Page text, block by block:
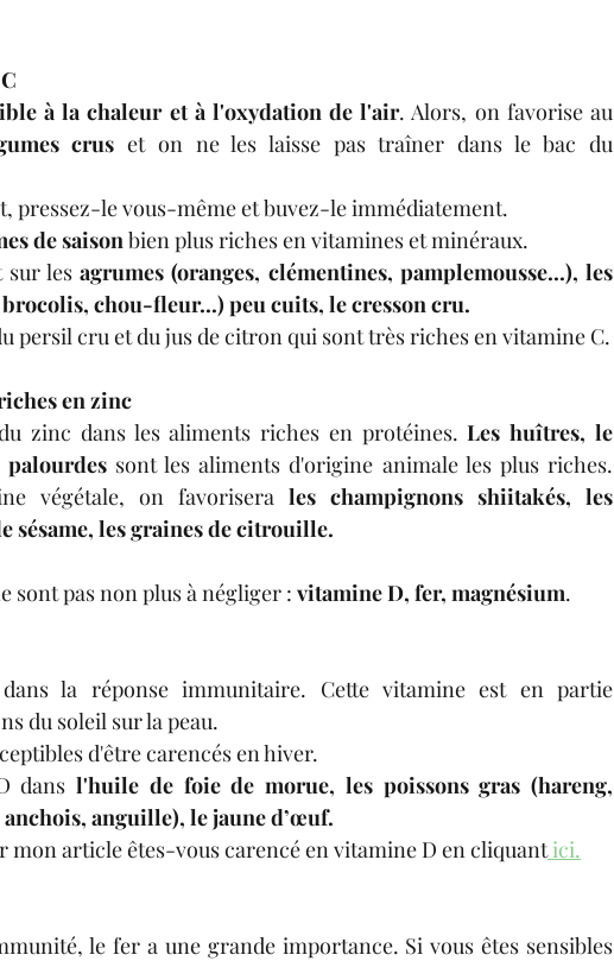
à la chaleur et à l'oxydation de l'air. Alors, on favorise au
crus et on ne les laisse pas traîner dans le bac du
pressez-le vous-même et buvez-le immédiatement.
de saison bien plus riches en vitamines et minéraux.
sur les agrumes (oranges, clémentines, pamplemousse...), les
chou-fleur...) peu cuits, le cresson cru.
en zinc
zinc dans les aliments riches en protéines. Les huîtres, le
sont les aliments d'origine animale les plus riches.
végétale, on favorisera les champignons shiitakés, les
sésame, les graines de citrouille.
pas non plus à négliger : vitamine D, fer, magnésium.
la réponse immunitaire. Cette vitamine est en partie
du soleil sur la peau.
d'être carencés en hiver.
dans l'huile de foie de morue, les poissons gras (hareng,
anguille), le jaune d’œuf.
article êtes-vous carencé en vitamine D en cliquant ici.
le fer a une grande importance. Si vous êtes sensibles